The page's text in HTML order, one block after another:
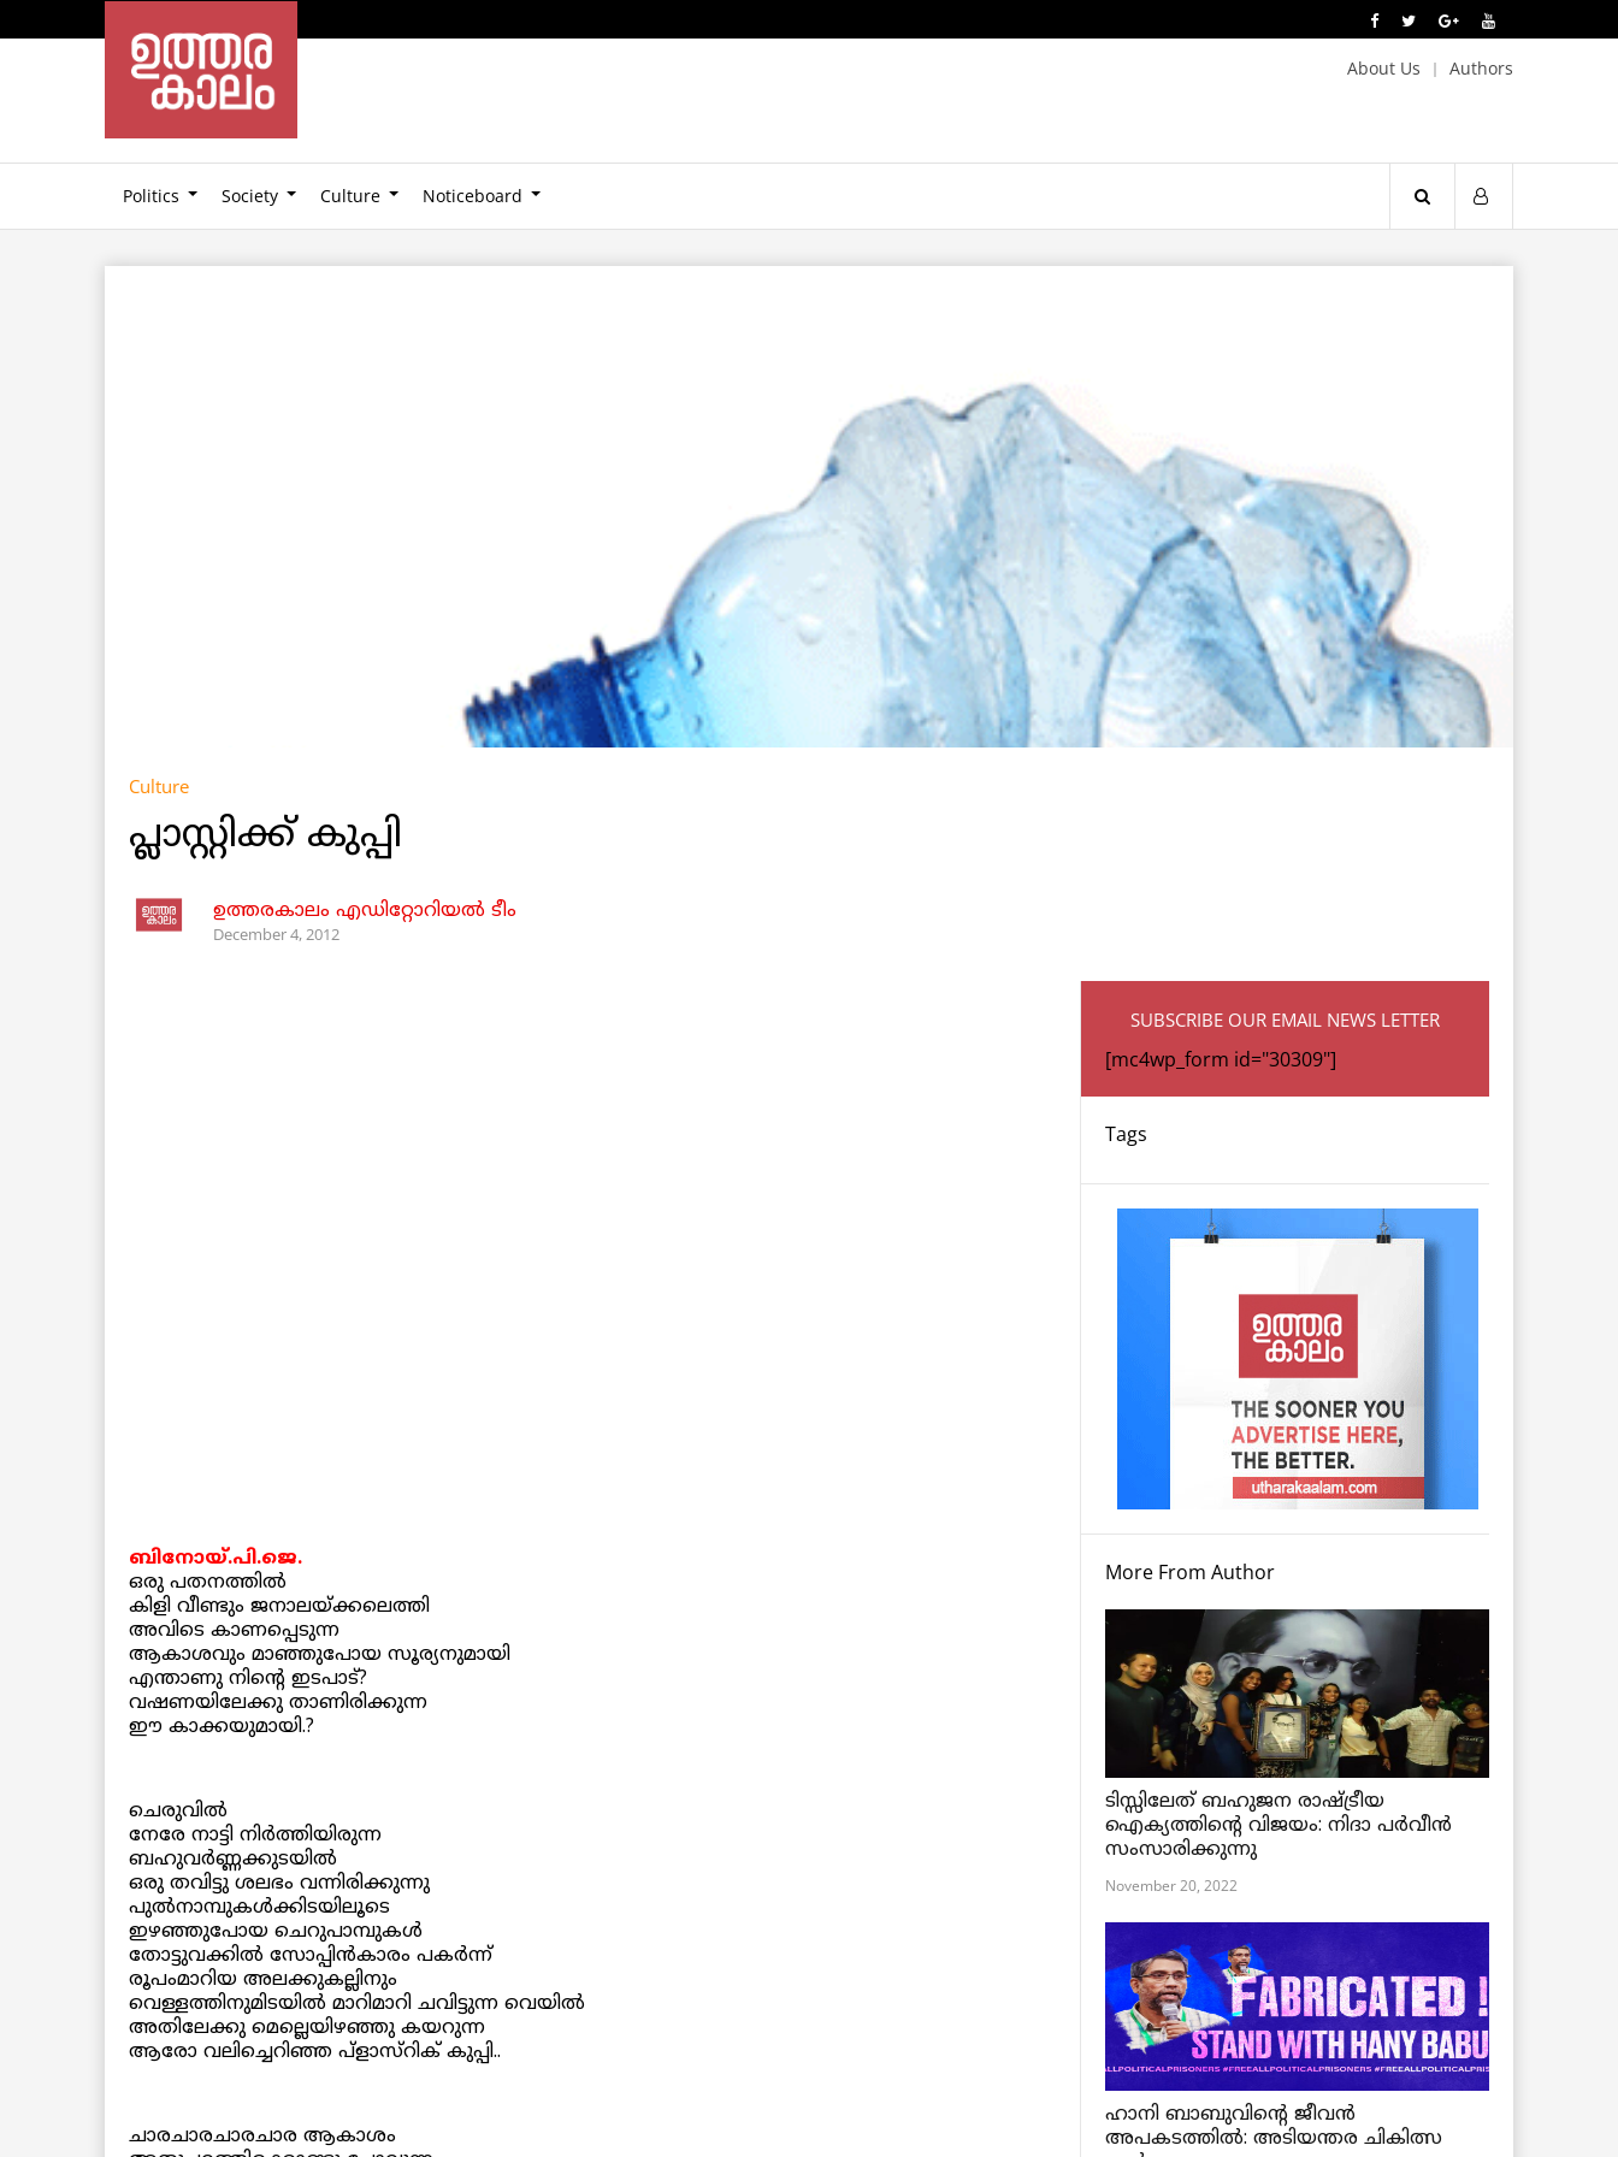
About Us Authors
Politics Society Culture Noticeboard
Culture
പ്ലാസ്റ്റിക്ക് കുപ്പി
ഉത്തരകാലം എഡിറ്റോറിയല്‍ ടീം
December 4, 2012
ബിനോയ്.പി.ജെ.
ഒരു പതനത്തില്‍
കിളി വീണ്ടും ജനാലയ്ക്കലെത്തി
അവിടെ കാണപ്പെടുന്ന
ആകാശവും മാഞ്ഞുപോയ സൂര്യനുമായി
എന്താണു നിന്റെ ഇടപാട്?
വഷണയിലേക്കു താണിരിക്കുന്ന
ഈ കാക്കയുമായി.?
ചെരുവില്‍
നേരേ നാട്ടി നിര്‍ത്തിയിരുന്ന
ബഹുവര്‍ണ്ണക്കുടയില്‍
ഒരു തവിട്ടു ശലഭം വന്നിരിക്കുന്നു
പുല്‍നാമ്പുകള്‍ക്കിടയിലൂടെ
ഇഴഞ്ഞുപോയ ചെറുപാമ്പുകള്‍
തോട്ടുവക്കില്‍ സോപ്പിന്‍കാരം പകര്‍ന്ന്
രൂപംമാറിയ അലക്കുകല്ലിനും
വെള്ളത്തിനുമിടയില്‍ മാറിമാറി ചവിട്ടുന്ന വെയില്‍
അതിലേക്കു മെല്ലെയിഴഞ്ഞു കയറുന്ന
ആരോ വലിച്ചെറിഞ്ഞ പ്ളാസ്റിക് കുപ്പി..
ചാരചാരചാരചാര ആകാശം
SUBSCRIBE OUR EMAIL NEWS LETTER
[mc4wp_form id="30309"]
Tags
More From Author
ടിസ്സിലേത് ബഹുജന രാഷ്ട്രീയ
ഐക്യത്തിന്റെ വിജയം: നിദാ പർവീൻ
സംസാരിക്കുന്നു
November 20, 2022
ഹാനി ബാബുവിന്റെ ജീവൻ
അപകടത്തിൽ: അടിയന്തര ചികിത്സ